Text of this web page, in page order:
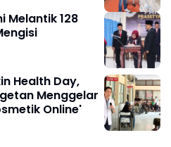
Melantik 128
Health Day,
Menggelar
Online'